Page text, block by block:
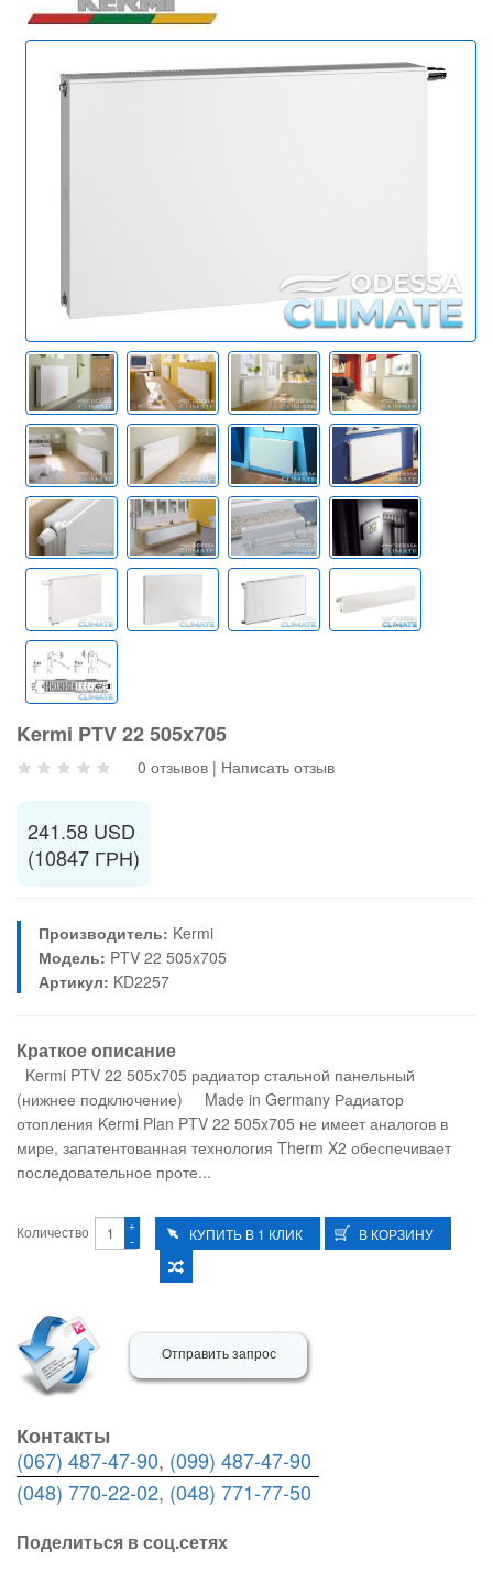
Kermi PTV 22 505x705
0 отзывов | Написать отзыв
241.58 USD
(10847 ГРН)
Производитель: Kermi
Модель: PTV 22 505x705
Артикул: KD2257
Краткое описание
Kermi PTV 22 505x705 радиатор стальной панельный
(нижнее подключение) Made in Germany Радиатор
отопления Kermi Plan PTV 22 505x705 не имеет аналогов в
мире, запатентованная технология Therm X2 обеспечивает
последовательное проте...
Количество -
+
Отправить запрос
Контакты
(067) 487-47-90, (099) 487-47-90
(048) 770-22-02, (048) 771-77-50
Поделиться в соц.сетях